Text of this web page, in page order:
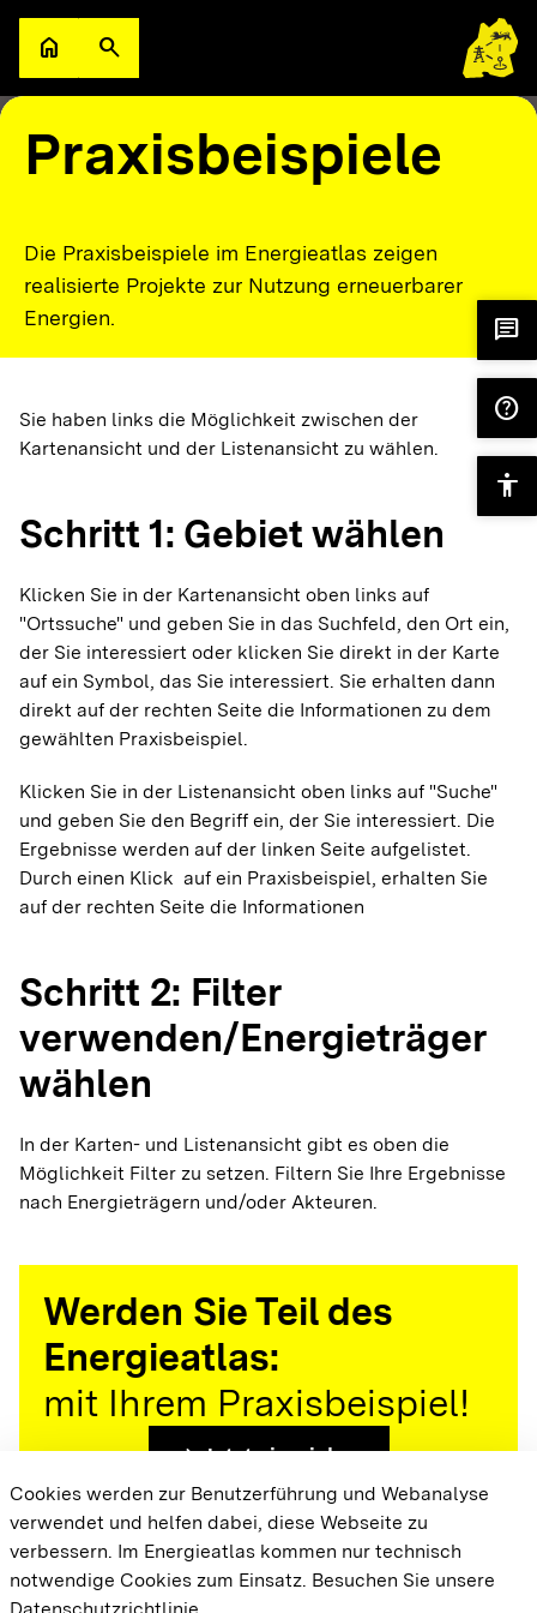
Zum Hauptinhalt springen
homeZur Startseite
searchSuche öffnen
Praxisbeispiele
Die Praxisbeispiele im Energieatlas zeigen
realisierte Projekte zur Nutzung erneuerbarer
Energien.
Sie haben links die Möglichkeit zwischen der
Kartenansicht und der Listenansicht zu wählen.
Schritt 1: Gebiet wählen
Klicken Sie in der Kartenansicht oben links auf
"Ortssuche" und geben Sie in das Suchfeld, den Ort ein,
der Sie interessiert oder klicken Sie direkt in der Karte
auf ein Symbol, das Sie interessiert. Sie erhalten dann
direkt auf der rechten Seite die Informationen zu dem
gewählten Praxisbeispiel.
Klicken Sie in der Listenansicht oben links auf "Suche"
und geben Sie den Begriff ein, der Sie interessiert. Die
Ergebnisse werden auf der linken Seite aufgelistet.
Durch einen Klick auf ein Praxisbeispiel, erhalten Sie
auf der rechten Seite die Informationen
Schritt 2: Filter
verwenden/Energieträger
wählen
In der Karten- und Listenansicht gibt es oben die
Möglichkeit Filter zu setzen. Filtern Sie Ihre Ergebnisse
nach Energieträgern und/oder Akteuren.
Werden Sie Teil des
Energieatlas:
mit Ihrem Praxisbeispiel!
arrow_forwardJetzt einreichen
{{#displayPraxisbeispielMap}} {{{body}}}
{{/displayPraxisbeispielMap}}
chat
help
accessibility
Cookies werden zur Benutzerführung und Webanalyse
verwendet und helfen dabei, diese Webseite zu
verbessern. Im Energieatlas kommen nur technisch
notwendige Cookies zum Einsatz. Besuchen Sie unsere